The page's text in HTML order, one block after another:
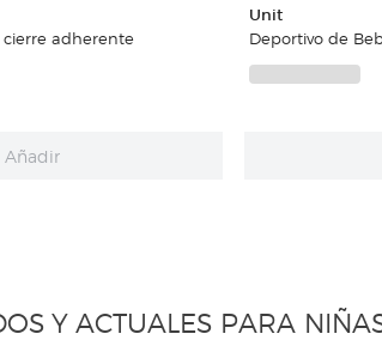
adherente
Añadir
Unit
Deportivo de
Y ACTUALES PARA